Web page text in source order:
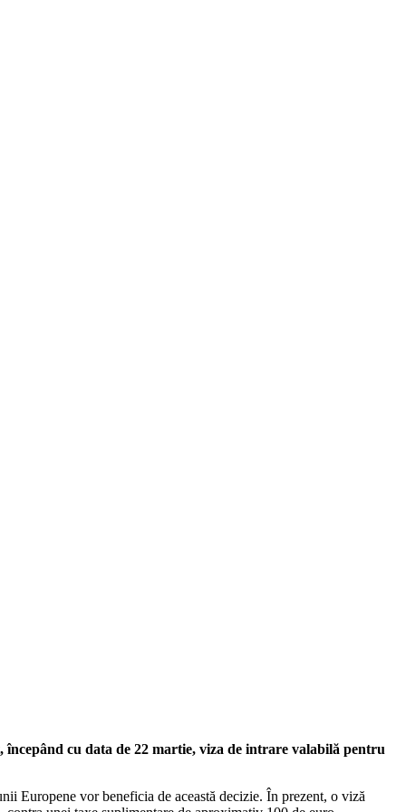
cu data de 22 martie, viza de intrare valabilă pentru
Europene vor beneficia de această decizie. În prezent, o viză